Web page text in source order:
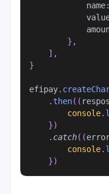
name:
} ,
] ,
}
efipay.
.then( (
console.
})
. catch( (
console.
})